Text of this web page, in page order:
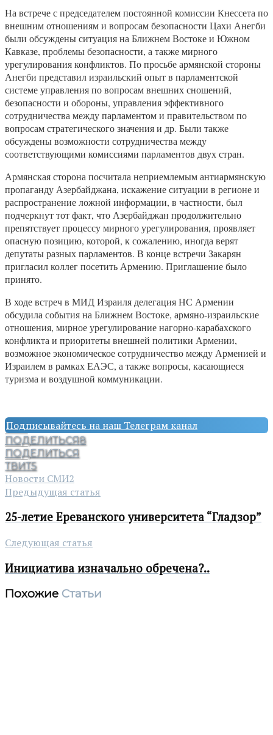
На встрече с председателем постоянной комиссии Кнессета по
внешним отношениям и вопросам безопасности Цахи Анегби
были обсуждены ситуация на Ближнем Востоке и Южном
Кавказе, проблемы безопасности, а также мирного
урегулирования конфликтов. По просьбе армянской стороны
Анегби представил израильский опыт в парламентской
системе управления по вопросам внешних сношений,
безопасности и обороны, управления эффективного
сотрудничества между парламентом и правительством по
вопросам стратегического значения и др. Были также
обсуждены возможности сотрудничества между
соответствующими комиссиями парламентов двух стран.
Армянская сторона посчитала неприемлемым антиармянскую
пропаганду Азербайджана, искажение ситуации в регионе и
распространение ложной информации, в частности, был
подчеркнут тот факт, что Азербайджан продолжительно
препятствует процессу мирного урегулирования, проявляет
опасную позицию, которой, к сожалению, иногда верят
депутаты разных парламентов. В конце встречи Закарян
пригласил коллег посетить Армению. Приглашение было
принято.
В ходе встреч в МИД Израиля делегация НС Армении
обсудила события на Ближнем Востоке, армяно-израильские
отношения, мирное урегулирование нагорно-карабахского
конфликта и приоритеты внешней политики Армении,
возможное экономическое сотрудничество между Арменией и
Израилем в рамках ЕАЭС, а также вопросы, касающиеся
туризма и воздушной коммуникации.
Подписывайтесь на наш Телеграм канал
ПОДЕЛИТЬСЯ8
ПОДЕЛИТЬСЯ
ТВИТ5
Новости СМИ2
Предыдущая статья
25-летие Ереванского университета “Гладзор”
Следующая статья
Инициатива изначально обречена?..
Похожие Статьи